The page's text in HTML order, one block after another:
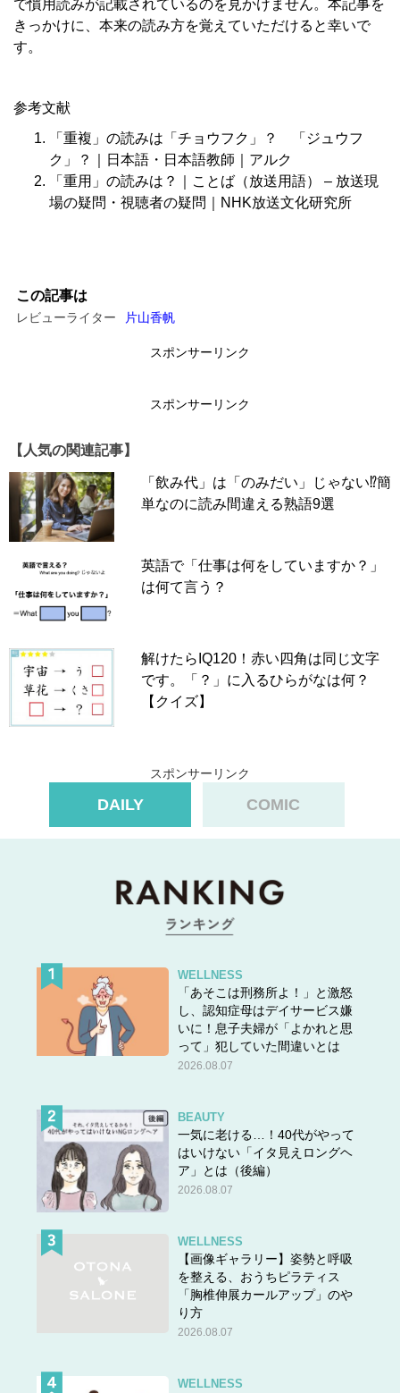
で慣用読みが記載されているのを見かけません。本記事を
きっかけに、本来の読み方を覚えていただけると幸いで
す。
参考文献
「重複」の読みは「チョウフク」？ 「ジュウフ
ク」？｜日本語・日本語教師｜アルク
「重用」の読みは？｜ことば（放送用語） – 放送現
場の疑問・視聴者の疑問｜NHK放送文化研究所
この記事は
レビューライター 片山香帆
スポンサーリンク
スポンサーリンク
【人気の関連記事】
「飲み代」は「のみだい」じゃない⁉簡
単なのに読み間違える熟語9選
英語で「仕事は何をしていますか？」
は何て言う？
解けたらIQ120！赤い四角は同じ文字
です。「？」に入るひらがなは何？
【クイズ】
スポンサーリンク
DAILY COMIC
WELLNESS
「あそこは刑務所よ！」と激怒
し、認知症母はデイサービス嫌
いに！息子夫婦が「よかれと思
って」犯していた間違いとは
2026.08.07
BEAUTY
一気に老ける…！40代がやって
はいけない「イタ見えロングヘ
ア」とは（後編）
2026.08.07
WELLNESS
【画像ギャラリー】姿勢と呼吸
を整える、おうちピラティス
「胸椎伸展カールアップ」のや
り方
2026.08.07
WELLNESS